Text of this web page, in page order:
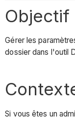
Objectif
Gérer les
dossier dans l'outil
Si vous êtes un